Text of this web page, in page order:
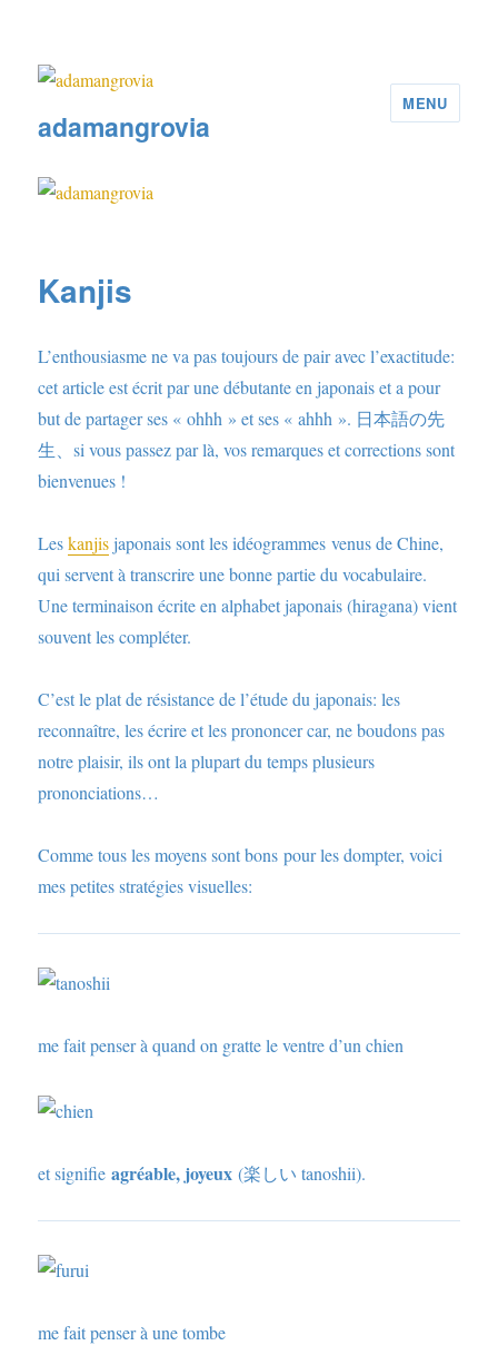
adamangrovia
MENU
Kanjis
L’enthousiasme ne va pas toujours de pair avec l’exactitude:
cet article est écrit par une débutante en japonais et a pour
but de partager ses « ohhh » et ses « ahhh ». 日本語の先
生、si vous passez par là, vos remarques et corrections sont
bienvenues !
Leskanjis japonais sont les idéogrammes venus de Chine,
qui servent à transcrire une bonne partie du vocabulaire.
Une terminaison écrite en alphabet japonais (hiragana) vient
souvent les compléter.
C’est le plat de résistance de l’étude du japonais: les
reconnaître, les écrire et les prononcer car, ne boudons pas
notre plaisir, ils ont la plupart du temps plusieurs
prononciations…
Comme tous les moyens sont bons pour les dompter, voici
mes petites stratégies visuelles:
me fait penser à quand on gratte le ventre d’un chien
et signifieagréable, joyeux (楽しい tanoshii).
me fait penser à une tombe